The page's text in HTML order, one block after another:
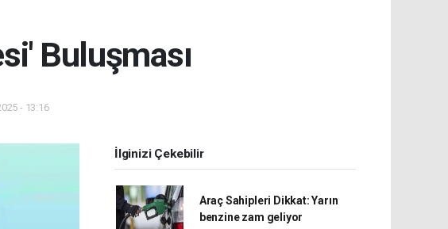
Buluşması
- 13:16
İlginizi Çekebilir
Araç Sahipleri Dikkat: Yarın
benzine zam geliyor